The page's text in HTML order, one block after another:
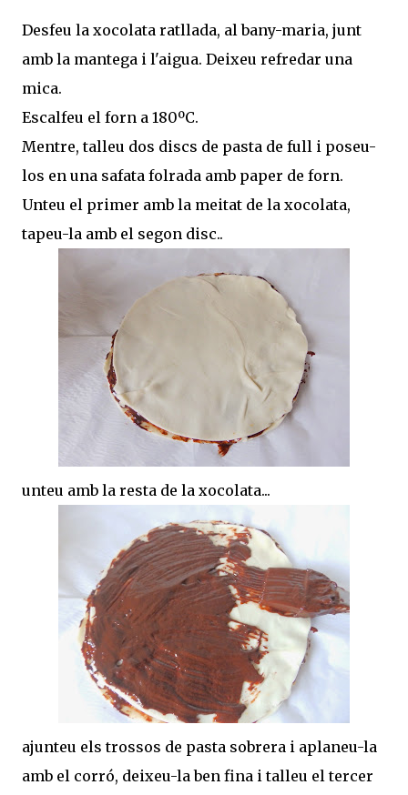
Desfeu la xocolata ratllada, al bany-maria, junt
amb la mantega i l'aigua. Deixeu refredar una
mica.
Escalfeu el forn a 180ºC.
Mentre, talleu dos discs de pasta de full i poseu-
los en una safata folrada amb paper de forn.
Unteu el primer amb la meitat de la xocolata,
tapeu-la amb el segon disc..
unteu amb la resta de la xocolata...
ajunteu els trossos de pasta sobrera i aplaneu-la
amb el corró, deixeu-la ben fina i talleu el tercer